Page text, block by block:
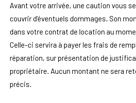
Avant votre arrivée, une caution vous
couvrir d’éventuels dommages. Son
dans votre contrat de location au
Celle-ci servira à payer les frais de
réparation, sur présentation de
propriétaire. Aucun montant ne sera
précis.